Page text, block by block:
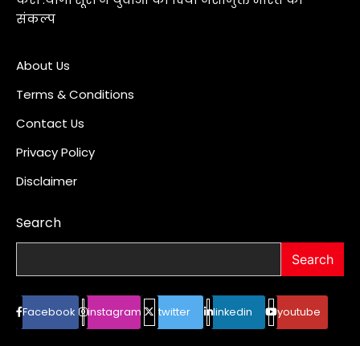
संकल्प
About Us
Terms & Conditions
Contact Us
Privacy Policy
Disclaimer
Search
Search
Facebook instagram twitter linkedin youtube